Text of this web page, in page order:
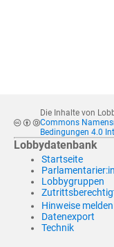
Die Inhalte von
Commons
Bedingungen 4.0
Lobbydatenbank
Startseite
Lobbygruppen
Hinweise melden
Datenexport
Technik